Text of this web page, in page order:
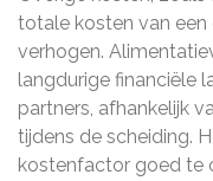
totale kosten van een
verhogen.
langdurige financiële
partners, afhankelijk
tijdens de scheiding.
kostenfactor goed te